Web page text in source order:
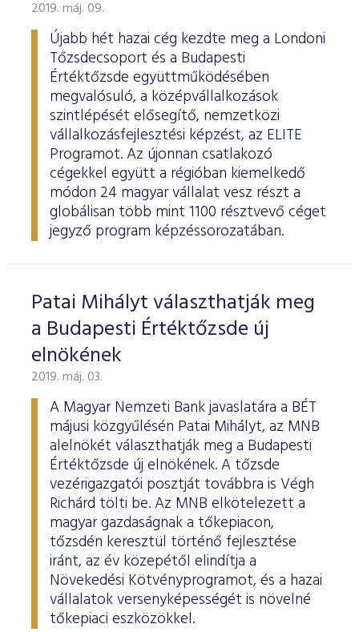
2019. máj. 09.
Újabb hét hazai cég kezdte meg a Londoni
Tőzsdecsoport és a Budapesti
Értéktőzsde együttműködésében
megvalósuló, a középvállalkozások
szintlépését elősegítő, nemzetközi
vállalkozásfejlesztési képzést, az ELITE
Programot. Az újonnan csatlakozó
cégekkel együtt a régióban kiemelkedő
módon 24 magyar vállalat vesz részt a
globálisan több mint 1100 résztvevő céget
jegyző program képzéssorozatában.
Patai Mihályt választhatják meg
a Budapesti Értéktőzsde új
elnökének
2019. máj. 03.
A Magyar Nemzeti Bank javaslatára a BÉT
májusi közgyűlésén Patai Mihályt, az MNB
alelnökét választhatják meg a Budapesti
Értéktőzsde új elnökének. A tőzsde
vezérigazgatói posztját továbbra is Végh
Richárd tölti be. Az MNB elkötelezett a
magyar gazdaságnak a tőkepiacon,
tőzsdén keresztül történő fejlesztése
iránt, az év közepétől elindítja a
Növekedési Kötvényprogramot, és a hazai
vállalatok versenyképességét is növelné
tőkepiaci eszközökkel.